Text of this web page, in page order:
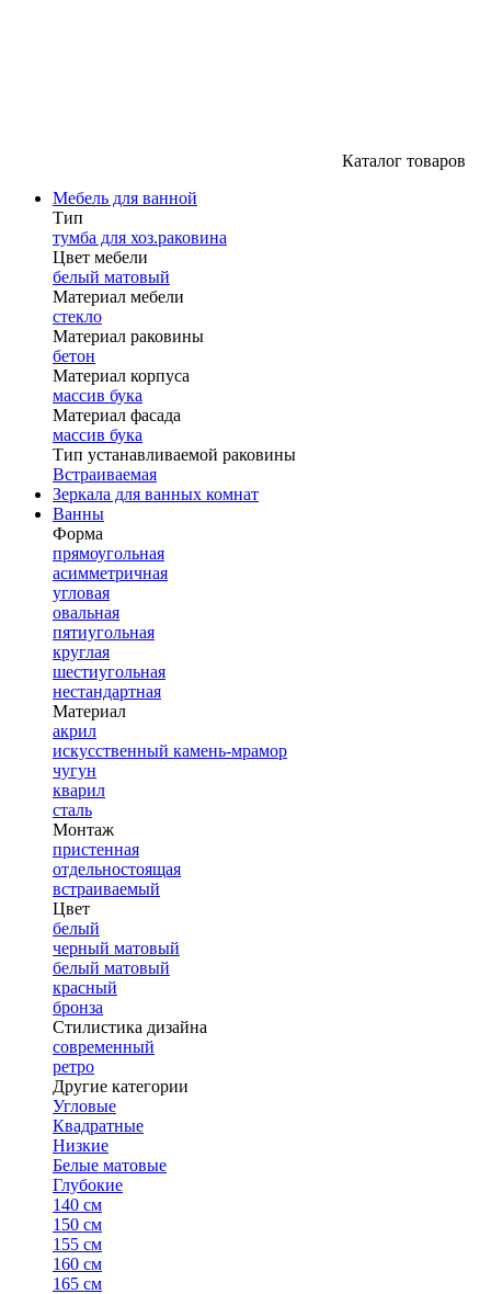
Каталог товаров
Мебель для ванной
Тип
тумба для хоз.раковина
Цвет мебели
белый матовый
Материал мебели
стекло
Материал раковины
бетон
Материал корпуса
массив бука
Материал фасада
массив бука
Тип устанавливаемой раковины
Встраиваемая
Зеркала для ванных комнат
Ванны
Форма
прямоугольная
асимметричная
угловая
овальная
пятиугольная
круглая
шестиугольная
нестандартная
Материал
акрил
искусственный камень-мрамор
чугун
кварил
сталь
Монтаж
пристенная
отдельностоящая
встраиваемый
Цвет
белый
черный матовый
белый матовый
красный
бронза
Стилистика дизайна
современный
ретро
Другие категории
Угловые
Квадратные
Низкие
Белые матовые
Глубокие
140 см
150 см
155 см
160 см
165 см